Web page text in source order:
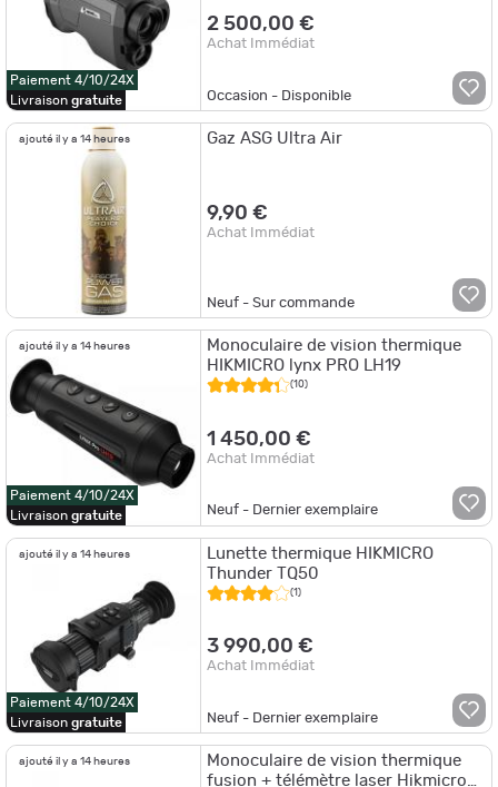
Paiement 4/10/24X
Livraison gratuite
2 500,00 €
Achat Immédiat
Occasion - Disponible
ajouté il y a 14 heures Gaz ASG Ultra Air
9,90 €
Achat Immédiat
Neuf - Sur commande
ajouté il y a 14 heures
Paiement 4/10/24X
Livraison gratuite
Monoculaire de vision thermique
HIKMICRO lynx PRO LH19
(10)
1 450,00 €
Achat Immédiat
Neuf - Dernier exemplaire
ajouté il y a 14 heures
Paiement 4/10/24X
Livraison gratuite
Lunette thermique HIKMICRO
Thunder TQ50
(1)
3 990,00 €
Achat Immédiat
Neuf - Dernier exemplaire
ajouté il y a 14 heures
Monoculaire de vision thermique
fusion + télémètre laser Hikmicro